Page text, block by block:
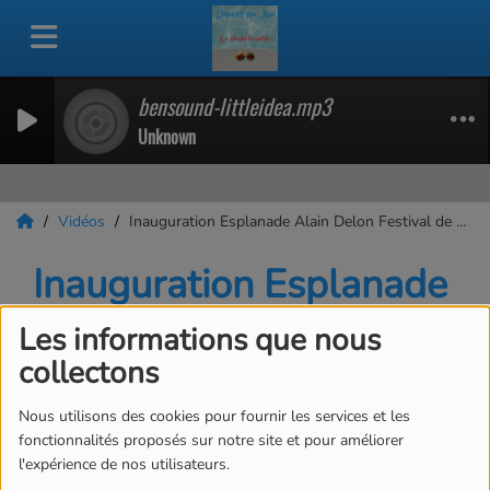
Les informations que nous
collectons
Nous utilisons des cookies pour fournir les services et les
fonctionnalités proposés sur notre site et pour améliorer
l'expérience de nos utilisateurs.
bensound-littleidea.mp3
Unknown
Vidéos Inauguration Esplanade Alain Delon Festival de Cannes 2026
Inauguration Esplanade
Alain Delon Festival de
Cannes 2026